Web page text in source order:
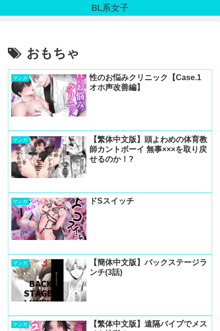
BL系女子
おもちゃ
マンガ
性のお悩みクリニック【Case.1
オホ声改善編】
マンガ
【繁体中文版】頭よわめの体育教
師カントボーイ 無事×××を取り戻
せるのか！?
マンガ ドSスイッチ
マンガ
【簡体中文版】バックステージラ
ンチ(3話)
マンガ
【繁体中文版】遠隔バイブでメス